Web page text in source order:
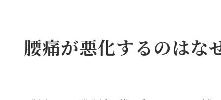
腰痛が悪化するのはな